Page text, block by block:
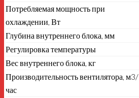
Потребляемая мощность при
охлаждении, Вт
Глубина внутреннего блока, мм
Регулировка температуры
Вес внутреннего блока, кг
Производительность вентилятора, м3/
час